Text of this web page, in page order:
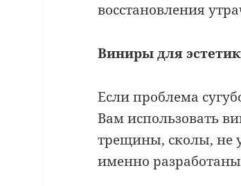
восстановления
Виниры для
Если проблема
Вам использовать
трещины, сколы, не
именно